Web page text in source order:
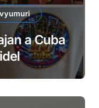
a Cuba